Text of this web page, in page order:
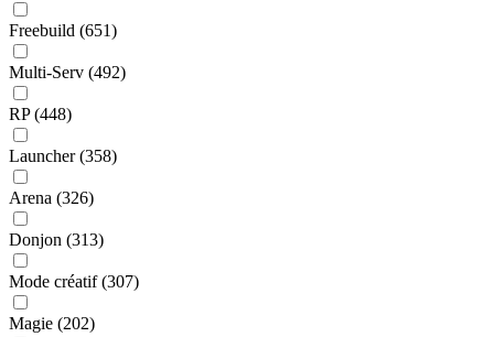
Freebuild (651)
Multi-Serv (492)
RP(448)
Launcher(358)
Arena (326)
Donjon (313)
Mode créatif(307)
Magie (202)